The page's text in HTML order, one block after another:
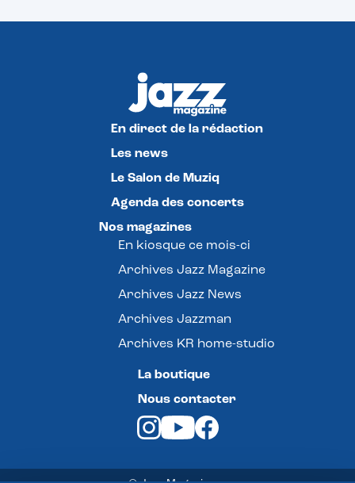
En direct de la rédaction
Les news
Le Salon de Muziq
Agenda des concerts
Nos magazines
En kiosque ce mois-ci
Archives Jazz Magazine
Archives Jazz News
Archives Jazzman
Archives KR home-studio
La boutique
Nous contacter